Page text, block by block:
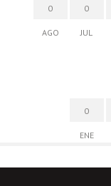
0
AGO
0
JUL
0
ENE